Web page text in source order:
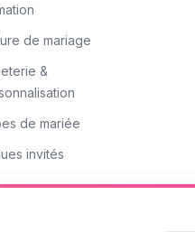
de mariage
&
de mariée
invités